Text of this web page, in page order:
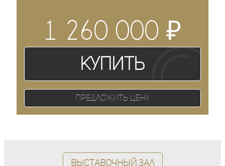
1 260 000₽
Купить
Предложить цену
Выставочный зал